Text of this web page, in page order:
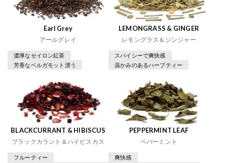
Earl Grey
アールグレイ
濃厚なセイロン紅茶
芳香なベルガモット漂う
LEMONGRASS & GINGER
レモングラス＆ジンジャー
スパイシーで爽快感
温かみのあるハーブティー
BLACKCURRANT & HIBISCUS
ブラックカラント＆ハイビスカス
フルーティー
PEPPERMINT LEAF
ペパーミント
爽快感